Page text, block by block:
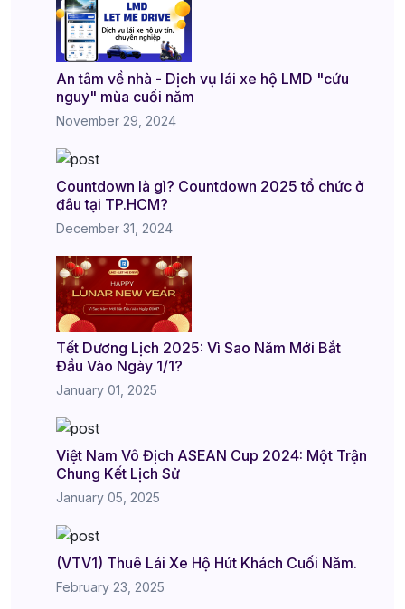
An tâm về nhà - Dịch vụ lái xe hộ LMD "cứu
nguy" mùa cuối năm
November 29, 2024
Countdown là gì? Countdown 2025 tổ chức ở
đâu tại TP.HCM?
December 31, 2024
Tết Dương Lịch 2025: Vì Sao Năm Mới Bắt
Đầu Vào Ngày 1/1?
January 01, 2025
Việt Nam Vô Địch ASEAN Cup 2024: Một Trận
Chung Kết Lịch Sử
January 05, 2025
(VTV1) Thuê Lái Xe Hộ Hút Khách Cuối Năm.
February 23, 2025